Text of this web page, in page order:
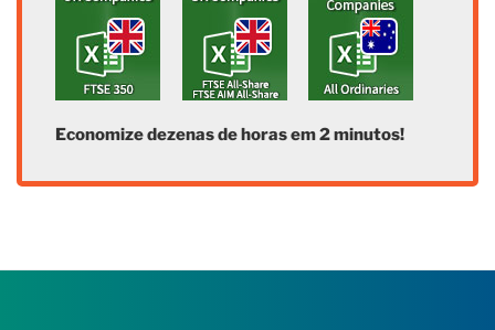
Economize dezenas de horas em 2 minutos!